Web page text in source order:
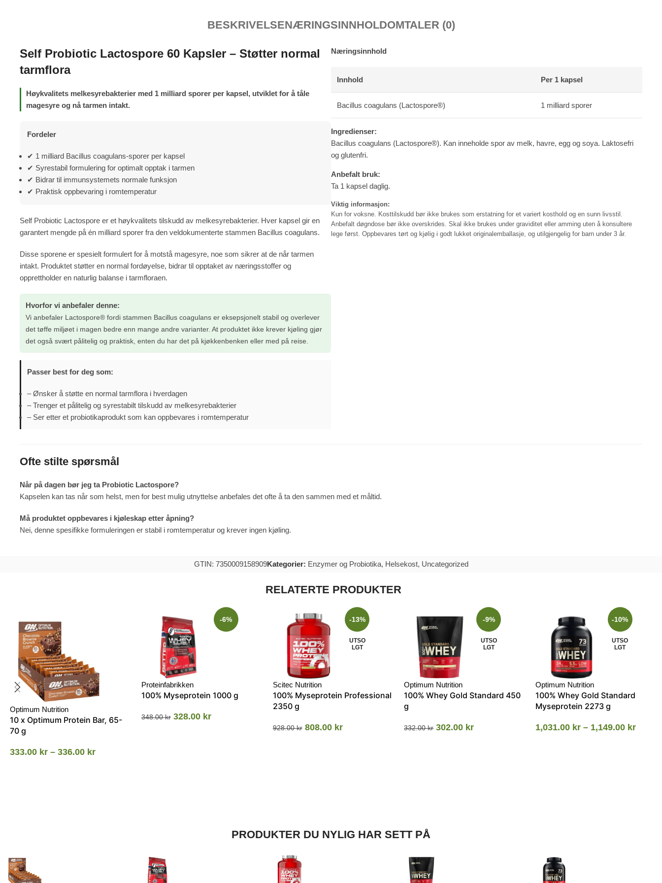
BESKRIVELSENÆRINGSINNHOLDOMTALER (0)
Self Probiotic Lactospore 60 Kapsler – Støtter normal
tarmflora
Høykvalitets melkesyrebakterier med 1 milliard sporer per kapsel, utviklet for å tåle
magesyre og nå tarmen intakt.
Fordeler
✔ 1 milliard Bacillus coagulans-sporer per kapsel
✔ Syrestabil formulering for optimalt opptak i tarmen
✔ Bidrar til immunsystemets normale funksjon
✔ Praktisk oppbevaring i romtemperatur
Self Probiotic Lactospore er et høykvalitets tilskudd av melkesyrebakterier. Hver kapsel gir en
garantert mengde på én milliard sporer fra den veldokumenterte stammen Bacillus coagulans.
Disse sporene er spesielt formulert for å motstå magesyre, noe som sikrer at de når tarmen
intakt. Produktet støtter en normal fordøyelse, bidrar til opptaket av næringsstoffer og
opprettholder en naturlig balanse i tarmfloraen.
Hvorfor vi anbefaler denne:
Vi anbefaler Lactospore® fordi stammen Bacillus coagulans er eksepsjonelt stabil og overlever
det tøffe miljøet i magen bedre enn mange andre varianter. At produktet ikke krever kjøling gjør
det også svært pålitelig og praktisk, enten du har det på kjøkkenbenken eller med på reise.
Passer best for deg som:
– Ønsker å støtte en normal tarmflora i hverdagen
– Trenger et pålitelig og syrestabilt tilskudd av melkesyrebakterier
– Ser etter et probiotikaprodukt som kan oppbevares i romtemperatur
Næringsinnhold
Innhold Per 1 kapsel
Bacillus coagulans (Lactospore®) 1 milliard sporer
Ingredienser:
Bacillus coagulans (Lactospore®). Kan inneholde spor av melk, havre, egg og soya. Laktosefri
og glutenfri.
Anbefalt bruk:
Ta 1 kapsel daglig.
Viktig informasjon:
Kun for voksne. Kosttilskudd bør ikke brukes som erstatning for et variert kosthold og en sunn livsstil.
Anbefalt døgndose bør ikke overskrides. Skal ikke brukes under graviditet eller amming uten å konsultere
lege først. Oppbevares tørt og kjølig i godt lukket originalemballasje, og utilgjengelig for barn under 3 år.
Ofte stilte spørsmål
Når på dagen bør jeg ta Probiotic Lactospore?
Kapselen kan tas når som helst, men for best mulig utnyttelse anbefales det ofte å ta den sammen med et måltid.
Må produktet oppbevares i kjøleskap etter åpning?
Nei, denne spesifikke formuleringen er stabil i romtemperatur og krever ingen kjøling.
GTIN: 7350009158909Kategorier: Enzymer og Probiotika, Helsekost, Uncategorized
RELATERTE PRODUKTER
Optimum Nutrition
10 x Optimum Protein Bar, 65-
70 g
333.00 kr – 336.00 kr
-6%
Proteinfabrikken
100% Myseprotein 1000 g
348.00kr 328.00 kr
-13%
UTSO
LGT
Scitec Nutrition
100% Myseprotein Professional
2350 g
928.00kr 808.00 kr
-9%
UTSO
LGT
Optimum Nutrition
100% Whey Gold Standard 450
g
332.00kr 302.00 kr
-10%
UTSO
LGT
Optimum Nutrition
100% Whey Gold Standard
Myseprotein 2273 g
1,031.00 kr – 1,149.00 kr
PRODUKTER DU NYLIG HAR SETT PÅ